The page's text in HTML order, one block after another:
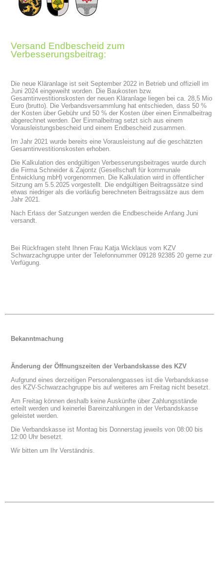
Versand Endbescheid zum
Verbesserungsbeitrag:
Die neue Kläranlage ist seit September 2022 in Betrieb und offiziell im
Juni 2024 eingeweiht worden. Die Baukosten bzw.
Gesamtinvestitionskosten der neuen Kläranlage liegen bei ca. 28,5 Mio
Euro (brutto). Die Verbandsversammlung hat entschieden, dass 50 %
der Kosten über Gebühr und 50 % der Kosten über einen Einmalbeitrag
abgerechnet werden. Der Einmalbeitrag setzt sich aus einem
Vorausleistungsbescheid und einem Endbescheid zusammen.
Im Jahr 2021 wurde bereits eine Vorausleistung auf die geschätzten
Gesamtinvestitionskosten erhoben.
Die Kalkulation des endgültigen Verbesserungsbeitrages wurde durch
die Firma Schneider & Zajontz (Gesellschaft für kommunale
Entwicklung mbH) vorgenommen. Die Kalkulation wird in öffentlicher
Sitzung am 5.5.2025 vorgestellt. Die endgültigen Beitragssätze sind
etwas niedriger als die vorläufig berechneten Beitragssätze aus dem
Jahr 2021.
Nach Erlass der Satzungen werden die Endbescheide Anfang Juni
versandt.
Bei Rückfragen steht Ihnen Frau Katja Wicklaus vom KZV
Schwarzachgruppe unter der Telefonnummer 09128 92385 20 gerne zur
Verfügung.
Bekanntmachung
Änderung der Öffnungszeiten der Verbandskasse des KZV
Aufgrund eines derzeitigen Personalengpasses ist die Verbandskasse
des KZV-Schwarzachgruppe bis auf weiteres am Freitag nicht besetzt.
Am Freitag können deshalb keine Auskünfte über Zahlungsstände
erteilt werden und keinerlei Bareinzahlungen in der Verbandskasse
geleistet werden.
Die Verbandskasse ist Montag bis Donnerstag jeweils von 08:00 bis
12:00 Uhr besetzt.
Wir bitten um Ihr Verständnis.